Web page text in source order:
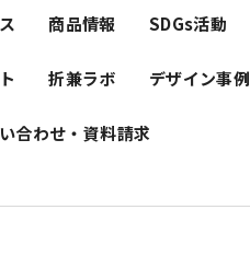
商品情報 SDGs活動
折兼ラボ デザイン事例
合わせ・資料請求